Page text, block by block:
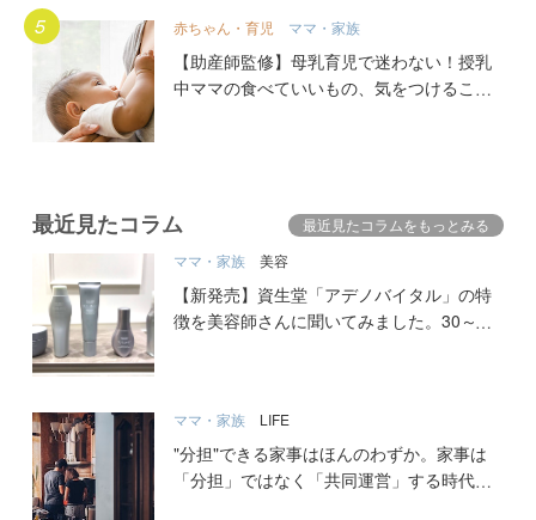
赤ちゃん・育児 ママ・家族
【助産師監修】母乳育児で迷わない！授乳
中ママの食べていいもの、気をつけること
最近見たコラム
最近見たコラムをもっとみる
ママ・家族
美容
【新発売】資生堂「アデノバイタル」の特
徴を美容師さんに聞いてみました。30～
ママ・家族 LIFE
"分担"できる家事はほんのわずか。家事は
「分担」ではなく「共同運営」する時代へ